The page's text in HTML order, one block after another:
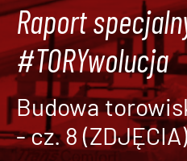
Raport
#TORYwolucja
Budowa
- cz. 8 (ZDJĘCIA)